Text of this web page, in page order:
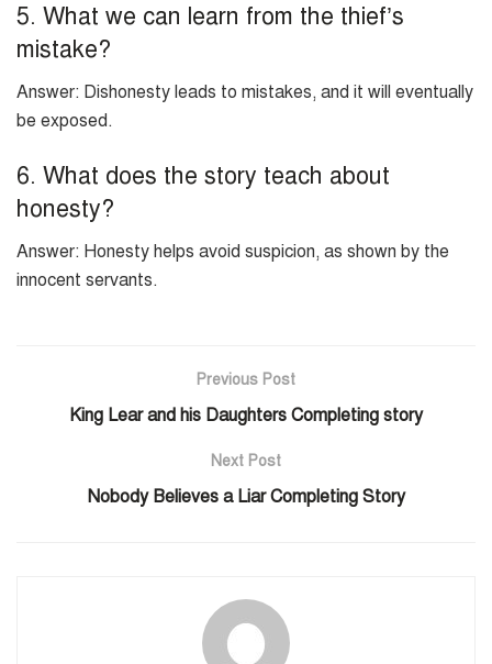
5. What we can learn from the thief’s
mistake?
Answer: Dishonesty leads to mistakes, and it will eventually
be exposed.
6. What does the story teach about
honesty?
Answer: Honesty helps avoid suspicion, as shown by the
innocent servants.
Previous Post
King Lear and his Daughters Completing story
Next Post
Nobody Believes a Liar Completing Story